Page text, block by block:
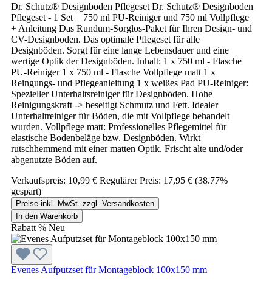
Dr. Schutz® Designboden Pflegeset Dr. Schutz® Designboden
Pflegeset - 1 Set = 750 ml PU-Reiniger und 750 ml Vollpflege
+ Anleitung Das Rundum-Sorglos-Paket für Ihren Design- und
CV-Designboden. Das optimale Pflegeset für alle
Designböden. Sorgt für eine lange Lebensdauer und eine
wertige Optik der Designböden. Inhalt: 1 x 750 ml - Flasche
PU-Reiniger 1 x 750 ml - Flasche Vollpflege matt 1 x
Reingungs- und Pflegeanleitung 1 x weißes Pad PU-Reiniger:
Spezieller Unterhaltsreiniger für Designböden. Hohe
Reinigungskraft -> beseitigt Schmutz und Fett. Idealer
Unterhaltreiniger für Böden, die mit Vollpflege behandelt
wurden. Vollpflege matt: Professionelles Pflegemittel für
elastische Bodenbeläge bzw. Designböden. Wirkt
rutschhemmend mit einer matten Optik. Frischt alte und/oder
abgenutzte Böden auf.
Verkaufspreis: 10,99 € Regulärer Preis: 17,95 € (38.77%
gespart)
Preise inkl. MwSt. zzgl. Versandkosten
In den Warenkorb
Rabatt % Neu
Evenes Aufputzset für Montageblock 100x150 mm